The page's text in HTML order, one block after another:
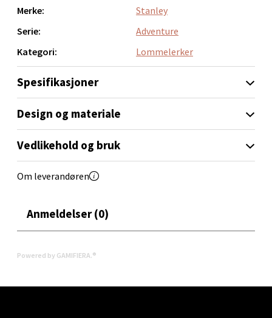
Merke:
Stanley
Serie:
Adventure
Kategori:
Lommelerker
Spesifikasjoner
Design og materiale
Vedlikehold og bruk
Om leverandøren
Anmeldelser (0)
Powered by GAMIFIERA.®
Åpent i dag 10-21
Velg
Bryne/Jæren - M44
Jupiterveien 2, 4340 Bryne
Åpent i dag 10-20
Stavanger og Sandnes - Thon